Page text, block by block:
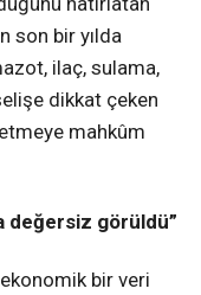
son bir yılda
ilaç, sulama,
dikkat çeken
mahkûm
değersiz görüldü”
bir veri